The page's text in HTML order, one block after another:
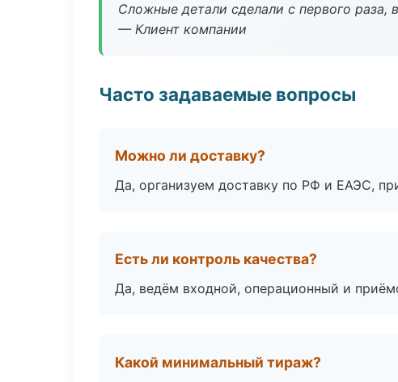
Сложные детали сделали с первого
— Клиент компании
Часто задаваемые вопросы
Можно ли доставку?
Да, организуем доставку по РФ и ЕАЭС,
Есть ли контроль качества?
Да, ведём входной, операционный и
Какой минимальный тираж?